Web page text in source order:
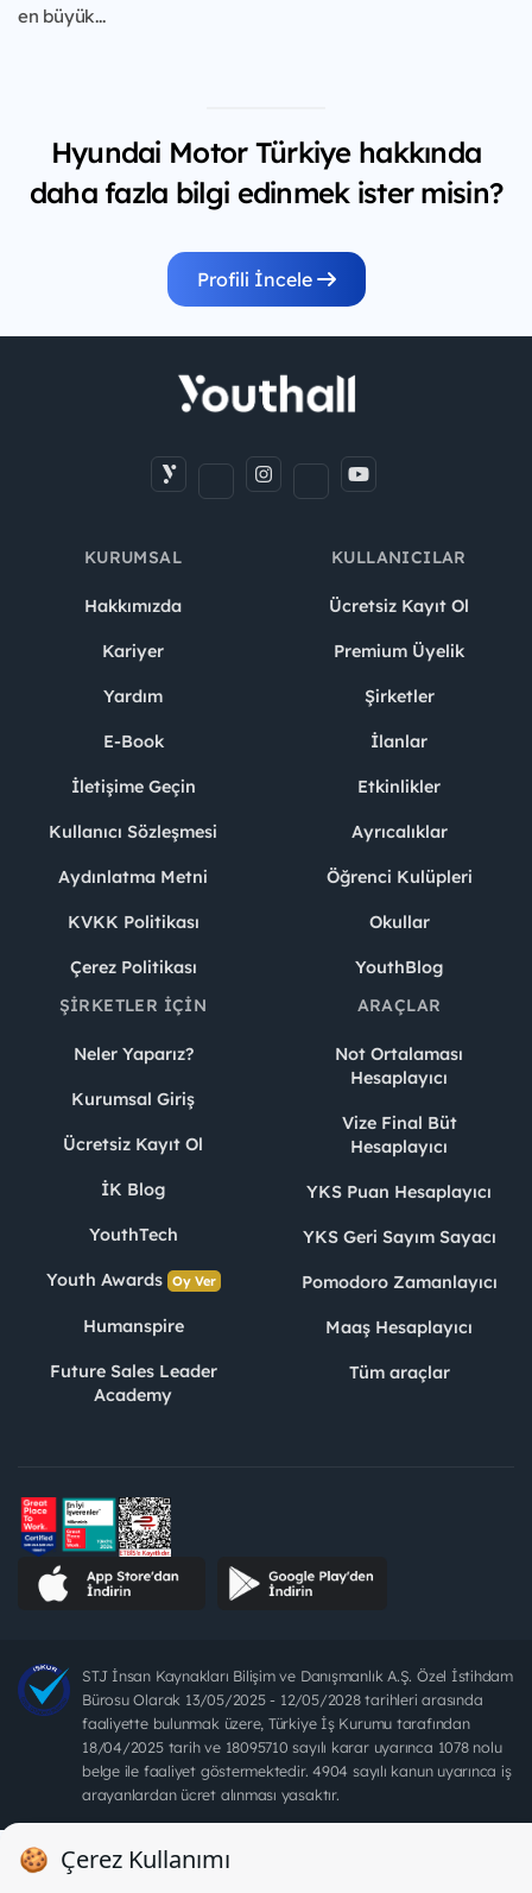
en büyük...
Hyundai Motor Türkiye hakkında
daha fazla bilgi edinmek ister misin?
Profili İncele
KURUMSAL
Hakkımızda
Kariyer
Yardım
E-Book
İletişime Geçin
Kullanıcı Sözleşmesi
Aydınlatma Metni
KVKK Politikası
Çerez Politikası
KULLANICILAR
Ücretsiz Kayıt Ol
Premium Üyelik
Şirketler
İlanlar
Etkinlikler
Ayrıcalıklar
Öğrenci Kulüpleri
Okullar
YouthBlog
ŞIRKETLER İÇIN
Neler Yaparız?
Kurumsal Giriş
Ücretsiz Kayıt Ol
İK Blog
YouthTech
Youth Awards Oy Ver
Humanspire
Future Sales Leader
Academy
ARAÇLAR
Not Ortalaması
Hesaplayıcı
Vize Final Büt
Hesaplayıcı
YKS Puan Hesaplayıcı
YKS Geri Sayım Sayacı
Pomodoro Zamanlayıcı
Maaş Hesaplayıcı
Tüm araçlar
STJ İnsan Kaynakları Bilişim ve Danışmanlık A.Ş. Özel İstihdam
Bürosu Olarak 13/05/2025 - 12/05/2028 tarihleri arasında
faaliyette bulunmak üzere, Türkiye İş Kurumu tarafından
18/04/2025 tarih ve 18095710 sayılı karar uyarınca 1078 nolu
belge ile faaliyet göstermektedir. 4904 sayılı kanun uyarınca iş
arayanlardan ücret alınması yasaktır.